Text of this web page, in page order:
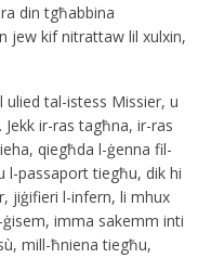
din tgħabbina
jew kif nitrattaw lil xulxin,
ulied tal-istess Missier, u
ir-ras tagħna, ir-ras
qiegħda l-ġenna fil-
l-passaport tiegħu, dik hi
jiġifieri l-infern, li mhux
imma sakemm inti
mill-ħniena tiegħu,